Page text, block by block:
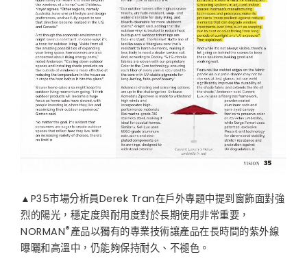
▲P35市場分析員Derek Tran在戶外專題中提到窗飾面對強
烈的陽光，穩定度與耐用度對於長期使用非常重要，
NORMAN®產品以獨有的專業技術讓產品在長時間的紫外線
曝曬和高溫中，仍能夠保持耐久、不褪色。